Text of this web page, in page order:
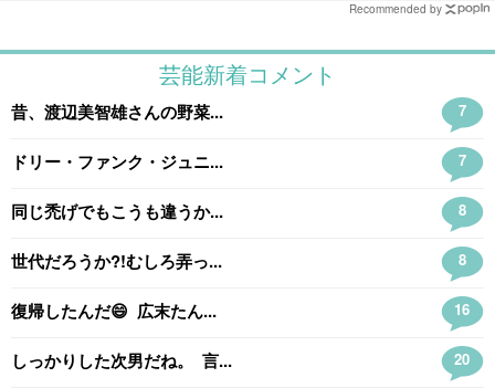
Recommended by